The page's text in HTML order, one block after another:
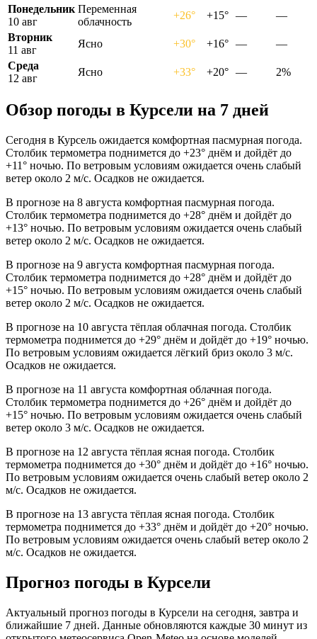
Понедельник
10 авг
Переменная
облачность
+26° +15° —
—
Вторник
11 авг
Ясно +30° +16° —
—
Среда
12 авг
Ясно +33° +20° — 2%
Обзор погоды в Курсели на 7 дней
Сегодня в Курсель ожидается комфортная пасмурная погода.
Столбик термометра поднимется до +23° днём и дойдёт до
+11° ночью. По ветровым условиям ожидается очень слабый
ветер около 2 м/с. Осадков не ожидается.
В прогнозе на 8 августа комфортная пасмурная погода.
Столбик термометра поднимется до +28° днём и дойдёт до
+13° ночью. По ветровым условиям ожидается очень слабый
ветер около 2 м/с. Осадков не ожидается.
В прогнозе на 9 августа комфортная пасмурная погода.
Столбик термометра поднимется до +28° днём и дойдёт до
+15° ночью. По ветровым условиям ожидается очень слабый
ветер около 2 м/с. Осадков не ожидается.
В прогнозе на 10 августа тёплая облачная погода. Столбик
термометра поднимется до +29° днём и дойдёт до +19° ночью.
По ветровым условиям ожидается лёгкий бриз около 3 м/с.
Осадков не ожидается.
В прогнозе на 11 августа комфортная облачная погода.
Столбик термометра поднимется до +26° днём и дойдёт до
+15° ночью. По ветровым условиям ожидается очень слабый
ветер около 3 м/с. Осадков не ожидается.
В прогнозе на 12 августа тёплая ясная погода. Столбик
термометра поднимется до +30° днём и дойдёт до +16° ночью.
По ветровым условиям ожидается очень слабый ветер около 2
м/с. Осадков не ожидается.
В прогнозе на 13 августа тёплая ясная погода. Столбик
термометра поднимется до +33° днём и дойдёт до +20° ночью.
По ветровым условиям ожидается очень слабый ветер около 2
м/с. Осадков не ожидается.
Прогноз погоды в Курсели
Актуальный прогноз погоды в Курсели на сегодня, завтра и
ближайшие 7 дней. Данные обновляются каждые 30 минут из